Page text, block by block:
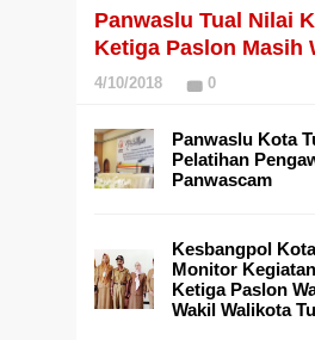
Panwaslu Tual Nilai
Ketiga Paslon Masih
4/10/2018 0
Panwaslu Kota
Pelatihan
Panwascam
Kesbangpol
Monitor
Ketiga Paslon
Wakil Walikota